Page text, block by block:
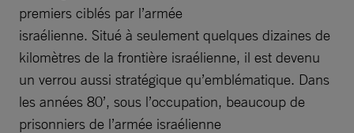
premiers ciblés par l’armée
israélienne. Situé à seulement quelques dizaines de
kilomètres de la frontière israélienne, il est devenu
un verrou aussi stratégique qu’emblématique. Dans
les années 80’, sous l’occupation, beaucoup de
prisonniers de l’armée israélienne